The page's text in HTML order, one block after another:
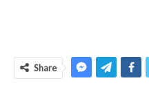
Share